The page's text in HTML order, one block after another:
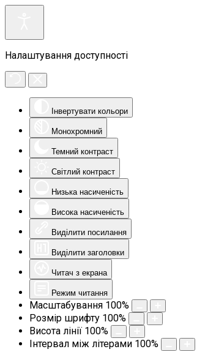
Налаштування доступності
Інвертувати кольори
Монохромний
Темний контраст
Світлий контраст
Низька насиченість
Висока насиченість
Виділити посилання
Виділити заголовки
Читач з екрана
Режим читання
Масштабування 100%
Розмір шрифту 100%
Висота лінії 100%
Інтервал між літерами 100%